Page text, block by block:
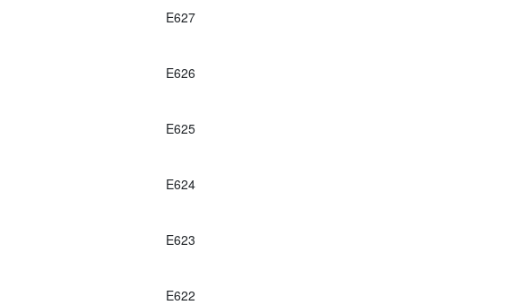
E627
E626
E625
E624
E623
E622